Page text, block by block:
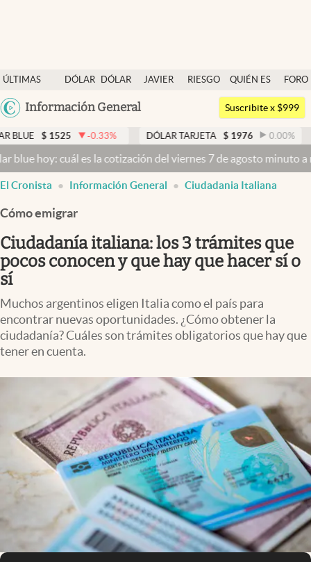
ÚLTIMAS
NOTICIAS
DÓLAR
DÓLAR
JAVIER
RIESGO
QUIÉN ES
QUIÉN
FORO
Argentina
México
Colombia
Información General
Dólar
Members
Economía y Política
Finanzas y Mercados
Mercados Online
Negocios
Columnistas
Otras secciones
Infotechnology
Eventos Corporativos
El Cronista Studio
Mediakit
abre en nueva pestaña
Argentina
Suscribite x $999
-0.33% DÓLAR TARJETA $ 1976 0.00% DÓLAR
es la cotización del viernes 7 de agosto minuto a minuto
El Cronista Información General Ciudadania Italiana
Cómo emigrar
Ciudadanía italiana: los 3 trámites que
pocos conocen y que hay que hacer sí o
sí
Muchos argentinos eligen Italia como el país para
encontrar nuevas oportunidades. ¿Cómo obtener la
ciudadanía? Cuáles son trámites obligatorios que hay que
tener en cuenta.